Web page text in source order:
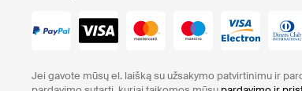
Jei gavote mūsų el. laišką su užsakymo patvirtinimu ir